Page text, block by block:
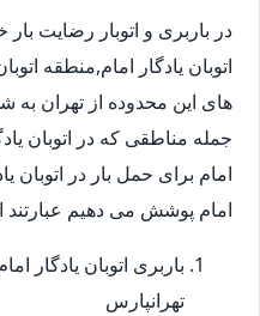
در باربری و اتوبار رضایت
اتوبان یادگار امام,منطقه
های این محدوده از تهران به
جمله مناطقی که در اتوبان
امام برای حمل بار در اتوبان
امام پوشش می دهیم عبارتند
باربری اتوبان یادگار
تهرانپارس